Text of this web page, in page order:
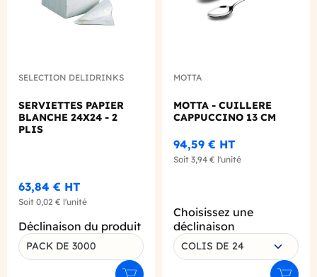
SELECTION DELIDRINKS
SERVIETTES PAPIER
BLANCHE 24X24 - 2
PLIS
63,84 € HT
Soit 0,02 € l'unité
Déclinaison du produit
PACK DE 3000
MOTTA
MOTTA - CUILLERE
CAPPUCCINO 13 CM
94,59 € HT
Soit 3,94 € l'unité
Choisissez une
déclinaison
COLIS DE 24